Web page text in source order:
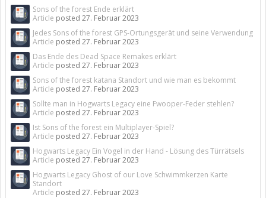
Sons of the forest Ende erklärt
Article posted 27. Februar 2023
Jedes Sons of the forest GPS-Ortungsgerät und seine Verwendung
Article posted 27. Februar 2023
Das Ende des Dead Space Remakes erklärt
Article posted 27. Februar 2023
Sons of the forest katana Standort und wie man es bekommt
Article posted 27. Februar 2023
Sollte man in Hogwarts Legacy eine Fwooper-Feder stehlen?
Article posted 27. Februar 2023
Ist Sons of the forest ein Multiplayer-Spiel?
Article posted 27. Februar 2023
Hogwarts Legacy Ein Vogel in der Hand - Lösung des Türrätsels
Article posted 27. Februar 2023
Hogwarts Legacy Ghost of our Love Schwimmkerzen Karte
Standort
Article posted 27. Februar 2023